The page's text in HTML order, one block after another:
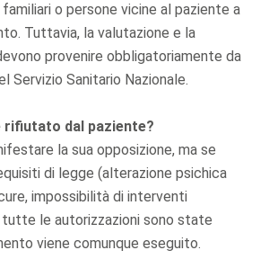
o persone vicine al paziente a
Tuttavia, la valutazione e la
provenire obbligatoriamente da
Servizio Sanitario Nazionale.
rifiutato dal paziente?
la sua opposizione, ma se
di legge (alterazione psichica
impossibilità di interventi
le autorizzazioni sono state
viene comunque eseguito.